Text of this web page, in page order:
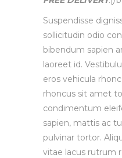
Suspendisse
sollicitudin odio
bibendum sapien
laoreet id.
eros vehicula
rhoncus sit amet
condimentum
sapien, mattis ac
pulvinar tortor.
vitae lacus rutrum